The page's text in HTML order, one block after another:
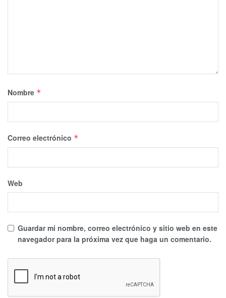
Nombre *
Correo electrónico *
Web
Guardar mi nombre, correo electrónico y sitio web en este
navegador para la próxima vez que haga un comentario.